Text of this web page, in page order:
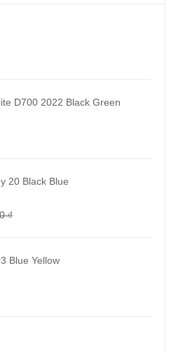
D700 2022 Black Green
20 Black Blue
₫
Blue Yellow